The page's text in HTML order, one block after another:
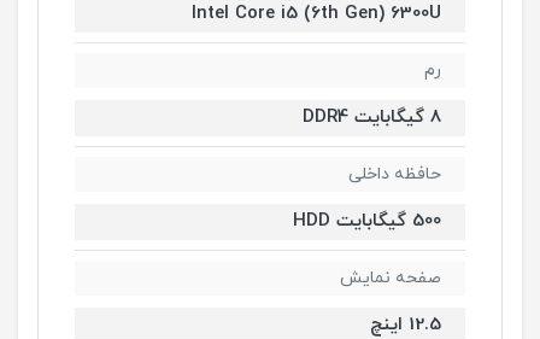
Intel Core i5 (6th Gen) 6300U
رم
8 گیگابایت DDR4
حافظه داخلی
500 گیگابایت HDD
صفحه نمایش
12.5 اینچ